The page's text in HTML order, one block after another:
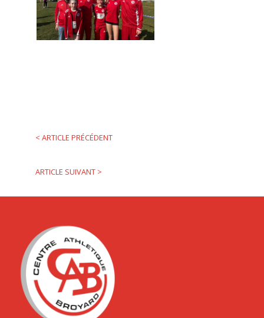
< ARTICLE PRÉCÉDENT
ARTICLE SUIVANT >